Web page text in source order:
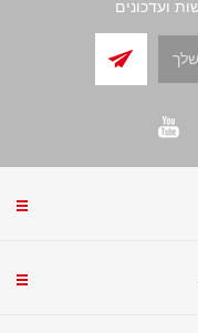
ועדכונים